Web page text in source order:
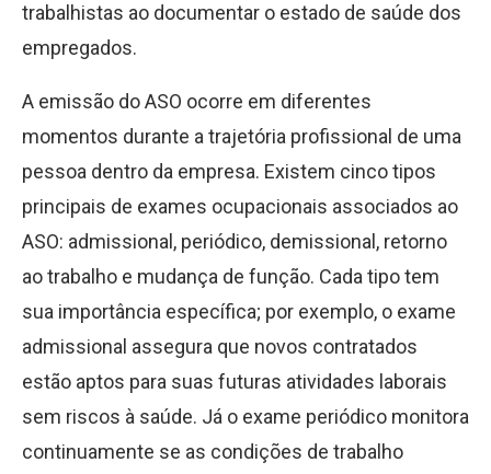
trabalhistas ao documentar o estado de saúde dos
empregados.
A emissão do ASO ocorre em diferentes
momentos durante a trajetória profissional de uma
pessoa dentro da empresa. Existem cinco tipos
principais de exames ocupacionais associados ao
ASO: admissional, periódico, demissional, retorno
ao trabalho e mudança de função. Cada tipo tem
sua importância específica; por exemplo, o exame
admissional assegura que novos contratados
estão aptos para suas futuras atividades laborais
sem riscos à saúde. Já o exame periódico monitora
continuamente se as condições de trabalho